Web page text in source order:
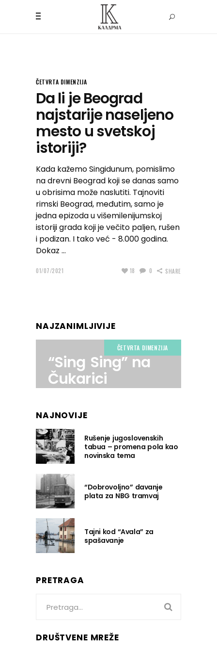
ČETVRTA DIMENZIJA
Da li je Beograd
najstarije naseljeno
mesto u svetskoj
istoriji?
Kada kažemo Singidunum, pomislimo
na drevni Beograd koji se danas samo
u obrisima može naslutiti. Tajnoviti
rimski Beograd, međutim, samo je
jedna epizoda u višemilenijumskoj
istoriji grada koji je večito paljen, rušen
i podizan. I tako već - 8.000 godina.
Dokaz
01/07/2021 18 0 SHARE
NAJZANIMLJIVIJE
ČETVRTA DIMENZIJA
“Sing Sing” na
Čukarici
NAJNOVIJE
Rušenje jugoslovenskih
tabua – promena pola kao
novinska tema
“Dobrovoljno” davanje
plata za NBG tramvaj
Tajni kod “Avala” za
spašavanje
PRETRAGA
DRUŠTVENE MREŽE